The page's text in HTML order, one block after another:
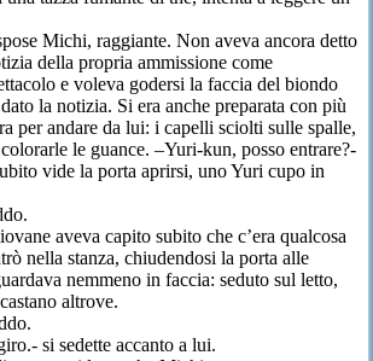
Michi, raggiante. Non aveva ancora detto
della propria ammissione come
e voleva godersi la faccia del biondo
dato la notizia. Si era anche preparata con più
per andare da lui: i capelli sciolti sulle spalle,
le guance. –Yuri-kun, posso entrare?-
vide la porta aprirsi, unoYuri cupo in
aveva capito subito che c’era qualcosa
nella stanza, chiudendosi la porta alle
nemmeno in faccia: seduto sul letto,
altrove.
si sedette accanto a lui.